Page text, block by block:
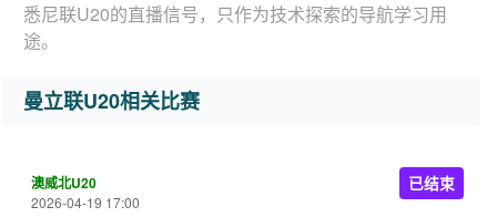
悉尼联U20的直播信号，只作为技术探索的导航学习用
途。
曼立联U20相关比赛
澳威北U20
2026-04-19 17:00
已结束